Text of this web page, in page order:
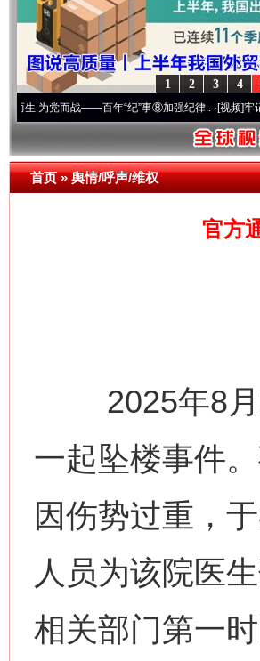
4
3
2
1
而战——百年“纪”事⑧加强纪律..·[视频]牢记初心使命
首页»舆情/呼声/维权
官方
2025年8月1
一起坠楼事件
因伤势过重，
人员为该院医
相关部门第一